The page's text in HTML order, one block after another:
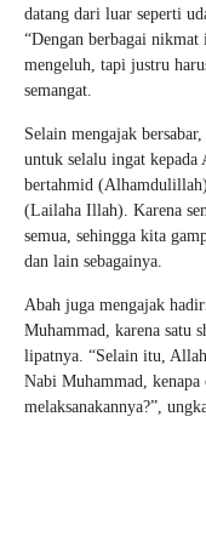
datang dari luar seperti
“Dengan berbagai
mengeluh, tapi justru
semangat.
Selain mengajak
untuk selalu ingat kepada
bertahmid
(Lailaha Illah). Karena
semua, sehingga kita
dan lain sebagainya.
Abah juga mengajak
Muhammad, karena satu
lipatnya. “Selain itu,
Nabi Muhammad,
melaksanakannya?”,